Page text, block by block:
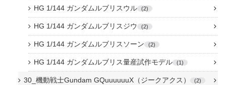
HG 1/144 ガンダムルブリスウル 2
HG 1/144 ガンダムルブリスジウ 2
HG 1/144 ガンダムルブリスソーン 2
HG 1/144 ガンダムルブリス量産試作モデル 1
30_機動戦士Gundam GQuuuuuuX（ジークアクス） 2